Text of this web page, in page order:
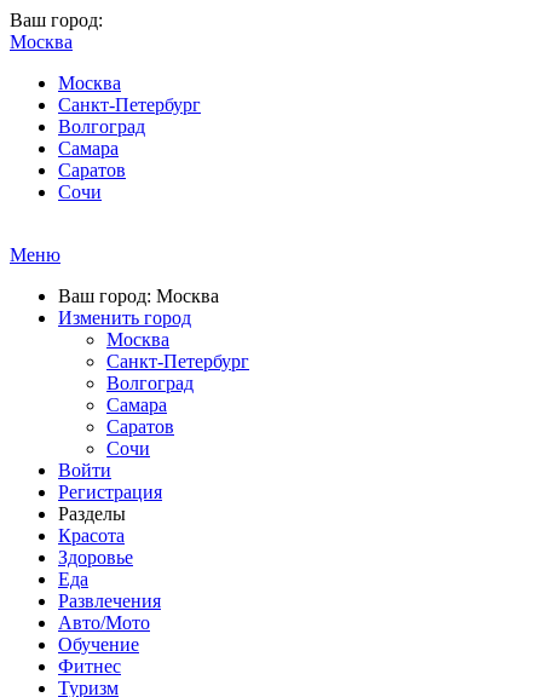
Ваш город:
Москва
Москва
Санкт-Петербург
Волгоград
Самара
Саратов
Сочи
Меню
Ваш город: Москва
Изменить город
Москва
Санкт-Петербург
Волгоград
Самара
Саратов
Сочи
Войти
Регистрация
Разделы
Красота
Здоровье
Еда
Развлечения
Авто/Мото
Обучение
Фитнес
Туризм